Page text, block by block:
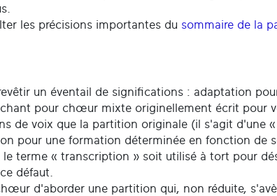
les précisions importantes du sommaire de la
un éventail de significations : adaptation
pour chœur mixte originellement écrit pour
de voix que la partition originale (il s'agit d'une
pour une formation déterminée en fonction de
terme « transcription » soit utilisé à tort pour
défaut.
d'aborder une partition qui, non réduite,